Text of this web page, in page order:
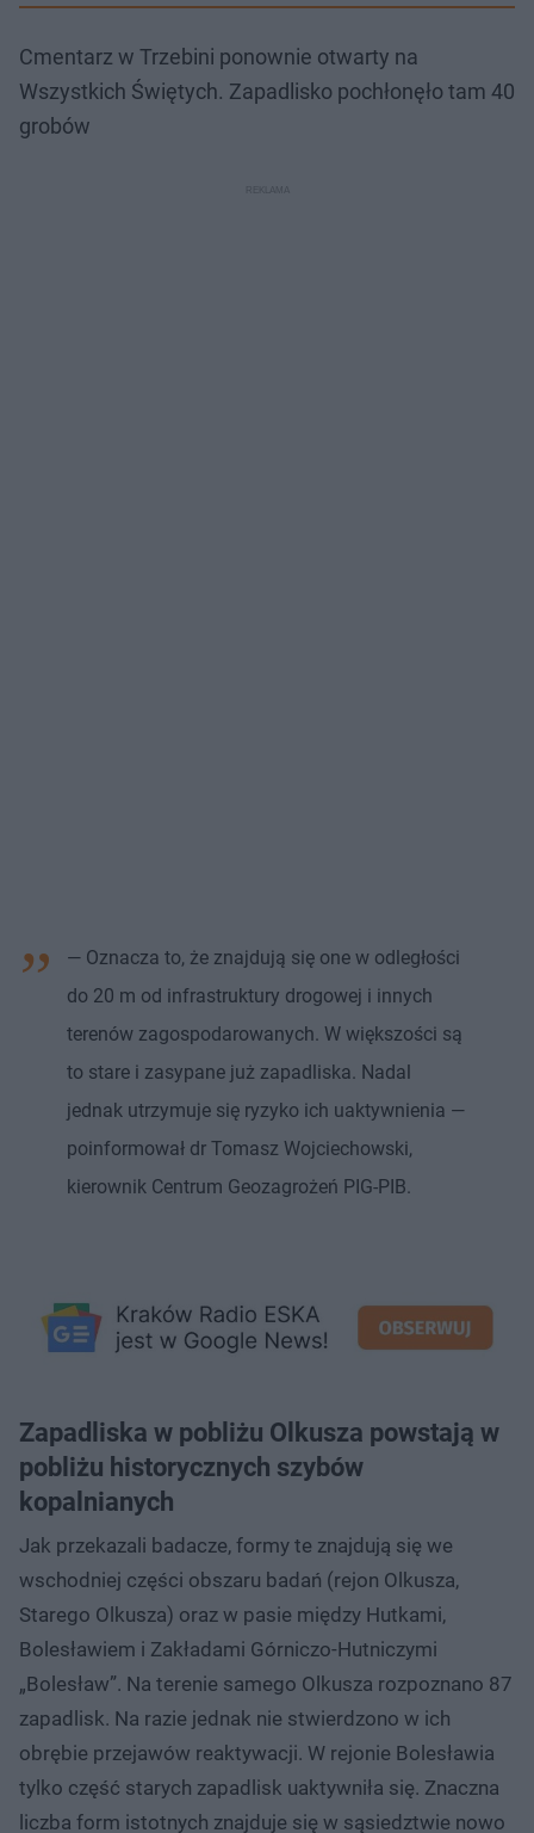
Cmentarz w Trzebini ponownie otwarty na
Wszystkich Świętych. Zapadlisko pochłonęło tam 40
grobów
— Oznacza to, że znajdują się one w odległości
do 20 m od infrastruktury drogowej i innych
terenów zagospodarowanych. W większości są
to stare i zasypane już zapadliska. Nadal
jednak utrzymuje się ryzyko ich uaktywnienia —
poinformował dr Tomasz Wojciechowski,
kierownik Centrum Geozagrożeń PIG-PIB.
Zapadliska w pobliżu Olkusza powstają w
pobliżu historycznych szybów
kopalnianych
Jak przekazali badacze, formy te znajdują się we
wschodniej części obszaru badań (rejon Olkusza,
Starego Olkusza) oraz w pasie między Hutkami,
Bolesławiem i Zakładami Górniczo-Hutniczymi
„Bolesław”. Na terenie samego Olkusza rozpoznano 87
zapadlisk. Na razie jednak nie stwierdzono w ich
obrębie przejawów reaktywacji. W rejonie Bolesławia
tylko część starych zapadlisk uaktywniła się. Znaczna
liczba form istotnych znajduje się w sąsiedztwie nowo